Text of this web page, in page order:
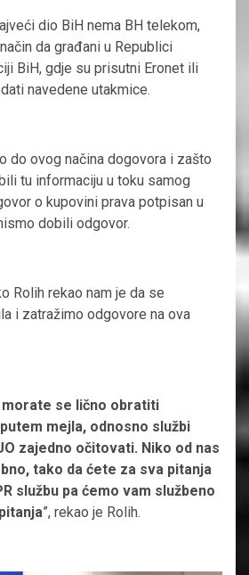
dio BiH nema BH telekom,
da građani u Republici
BiH, gdje su prisutni Eronet ili
navedene utakmice.
do ovog načina dogovora i zašto
tu informaciju u toku samog
o kupovini prava potpisan u
dobili odgovor.
Rolih rekao nam je da se
i zatražimo odgovore na ova
se lično obratiti
mejla, odnosno službi
zajedno očitovati. Niko od nas
tako da ćete za sva pitanja
službu pa ćemo vam službeno
”, rekao je Rolih.